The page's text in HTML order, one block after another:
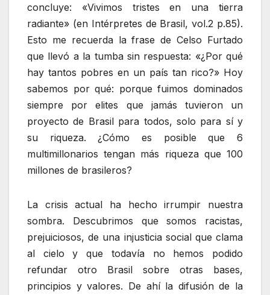
concluye: «Vivimos tristes en una tierra
radiante» (en Intérpretes de Brasil, vol.2 p.85).
Esto me recuerda la frase de Celso Furtado
que llevó a la tumba sin respuesta: «¿Por qué
hay tantos pobres en un país tan rico?» Hoy
sabemos por qué: porque fuimos dominados
siempre por elites que jamás tuvieron un
proyecto de Brasil para todos, solo para sí y
su riqueza. ¿Cómo es posible que 6
multimillonarios tengan más riqueza que 100
millones de brasileros?
La crisis actual ha hecho irrumpir nuestra
sombra. Descubrimos que somos racistas,
prejuiciosos, de una injusticia social que clama
al cielo y que todavía no hemos podido
refundar otro Brasil sobre otras bases,
principios y valores. De ahí la difusión de la